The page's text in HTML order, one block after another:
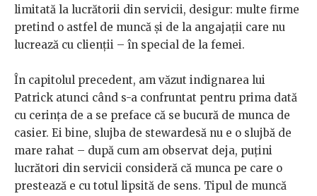
limitată la lucrătorii din servicii, desigur: multe firme
pretind o astfel de muncă și de la angajații care nu
lucrează cu clienții – în special de la femei.
În capitolul precedent, am văzut indignarea lui
Patrick atunci când s-a confruntat pentru prima dată
cu cerința de a se preface că se bucură de munca de
casier. Ei bine, slujba de stewardesă nu e o slujbă de
mare rahat – după cum am observat deja, puțini
lucrători din servicii consideră că munca pe care o
prestează e cu totul lipsită de sens. Tipul de muncă